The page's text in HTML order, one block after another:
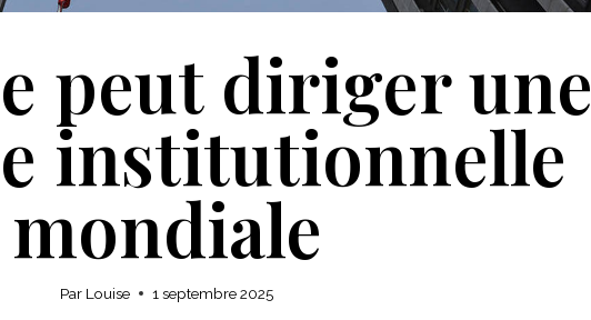
peut diriger une
institutionnelle
mondiale
Par Louise 1 septembre 2025